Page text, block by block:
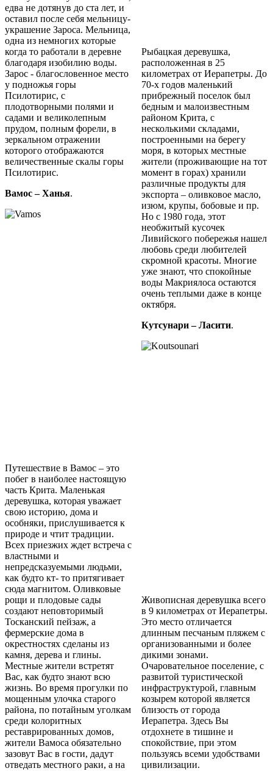
едва не дотянув до ста лет, и
оставил после себя мельницу-
украшение Зароса. Мельница,
одна из немногих которые
когда то работали в деревне
благодаря изобилию воды.
Зарос - благословенное место
у подножья горы
Псилотирис, с
плодотворными полями и
садами и великолепным
прудом, полным форели, в
зеркальном отражении
которого отображаются
величественные скалы горы
Псилотирис.
Вамос – Ханья.
Путешествие в Вамос – это
побег в наиболее настоящую
часть Крита. Маленькая
деревушка, которая уважает
свою историю, дома и
особняки, прислушивается к
природе и чтит традиции.
Всех приезжих ждет встреча с
властными и
непредсказуемыми людьми,
как будто кт- то притягивает
сюда магнитом. Оливковые
рощи и плодовые сады
создают неповторимый
Тосканский пейзаж, а
фермерские дома в
окрестностях сделаны из
камня, дерева и глины.
Местные жители встретят
Вас, как будто знают всю
жизнь. Во время прогулки по
мощенным улочка старого
района, по потайным уголкам
среди колоритных
реставрированных домов,
жители Вамоса обязательно
зазовут Вас в гости, дадут
отведать местного раки, а на
Рыбацкая деревушка,
расположенная в 25
километрах от Иерапетры. До
70-х годов маленький
прибрежный поселок был
бедным и малоизвестным
районом Крита, с
несколькими складами,
построенными на берегу
моря, в которых местные
жители (проживающие на тот
момент в горах) хранили
различные продукты для
экспорта – оливковое масло,
изюм, крупы, бобовые и пр.
Но с 1980 года, этот
необжитый кусочек
Ливийского побережья нашел
любовь среди любителей
скромной красоты. Многие
уже знают, что спокойные
воды Макриялоса остаются
очень теплыми даже в конце
октября.
Кутсунари – Ласити.
Живописная деревушка всего
в 9 километрах от Иерапетры.
Это место отличается
длинным песчаным пляжем с
организованными и более
дикими зонами.
Очаровательное поселение, с
развитой туристической
инфраструктурой, главным
козырем которой является
близость от города
Иерапетра. Здесь Вы
отдохнете в тишине и
спокойствие, при этом
пользуясь всеми удобствами
цивилизации.